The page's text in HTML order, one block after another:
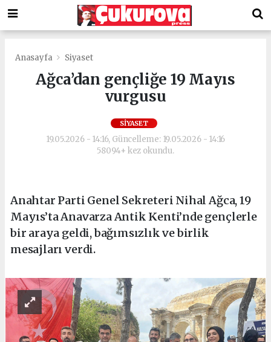
Anasayfa Siyaset
Ağca’dan gençliğe 19 Mayıs
vurgusu
SIYASET
19.05.2026 - 14:16, Güncelleme: 19.05.2026 - 14:16
58094+ kez okundu.
Anahtar Parti Genel Sekreteri Nihal Ağca, 19
Mayıs’ta Anavarza Antik Kenti’nde gençlerle
bir araya geldi, bağımsızlık ve birlik
mesajları verdi.